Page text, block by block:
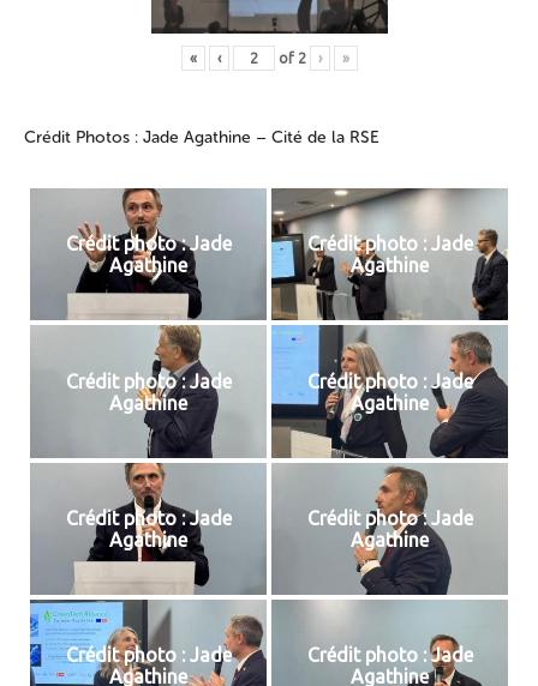
« ‹ of 2 › »
Crédit Photos : Jade Agathine – Cité de la RSE
Crédit photo : Jade
Agathine
Crédit photo : Jade
Agathine
Crédit photo : Jade
Agathine
Crédit photo : Jade
Agathine
Crédit photo : Jade
Agathine
Crédit photo : Jade
Agathine
Crédit photo : Jade
Agathine
Crédit photo : Jade
Agathine